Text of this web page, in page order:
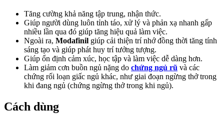
Tăng cường khả năng tập trung, nhận thức.
Giúp người dùng luôn tỉnh táo, xử lý và phản xạ nhanh gấp
nhiều lần qua đó giúp tăng hiệu quả làm việc.
Ngoài ra, Modafinil giúp cải thiện trí nhớ đồng thời tăng tính
sáng tạo và giúp phát huy trí tưởng tượng.
Giúp ổn định cảm xúc, học tập và làm việc dễ dàng hơn.
Làm giảm cơn buồn ngủ nặng do chứng ngủ rũ và các
chứng rối loạn giấc ngủ khác, như giai đoạn ngừng thở trong
khi đang ngủ (chứng ngừng thở trong khi ngủ).
Cách dùng